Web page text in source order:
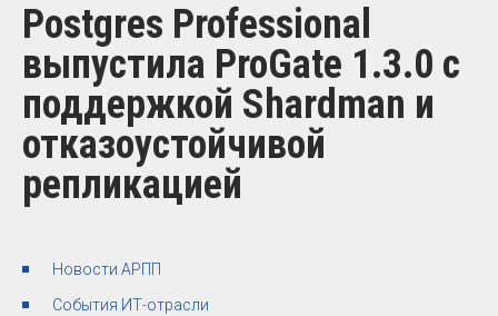
Postgres Professional
выпустила ProGate 1.3.0 с
поддержкой Shardman и
отказоустойчивой
репликацией
Новости АРПП
События ИТ-отрасли